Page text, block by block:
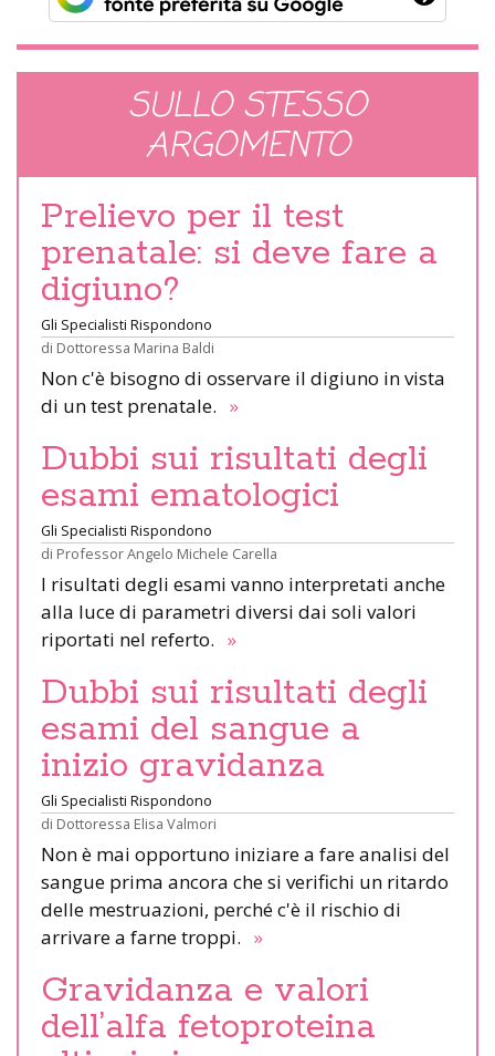
SULLO STESSO
ARGOMENTO
Prelievo per il test
prenatale: si deve fare a
digiuno?
Gli Specialisti Rispondono
di Dottoressa Marina Baldi
Non c'è bisogno di osservare il digiuno in vista
di un test prenatale. »
Dubbi sui risultati degli
esami ematologici
Gli Specialisti Rispondono
di Professor Angelo Michele Carella
I risultati degli esami vanno interpretati anche
alla luce di parametri diversi dai soli valori
riportati nel referto. »
Dubbi sui risultati degli
esami del sangue a
inizio gravidanza
Gli Specialisti Rispondono
di Dottoressa Elisa Valmori
Non è mai opportuno iniziare a fare analisi del
sangue prima ancora che si verifichi un ritardo
delle mestruazioni, perché c'è il rischio di
arrivare a farne troppi. »
Gravidanza e valori
dell’alfa fetoproteina